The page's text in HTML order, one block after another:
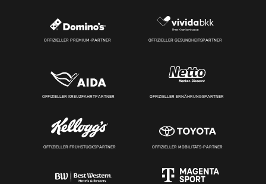
OFFIZIELLER PREMIUM-PARTNER OFFIZIELLER GESUNDHEITSPARTNER
OFFIZIELLER KREUZFAHRTPARTNER OFFIZIELLER ERNÄHRUNGSPARTNER
OFFIZIELLER FRÜHSTÜCKSPARTNER OFFIZIELLER MOBILITÄTS-PARTNER